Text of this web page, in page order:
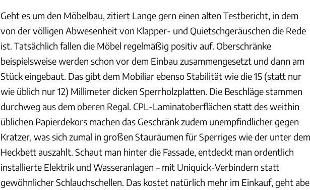
Geht es um den Möbelbau, zitiert Lange gern einen alten Testbericht, in dem
von der völligen Abwesenheit von Klapper- und Quietschgeräuschen die Rede
ist. Tatsächlich fallen die Möbel regelmäßig positiv auf. Oberschränke
beispielsweise werden schon vor dem Einbau zusammengesetzt und dann am
Stück eingebaut. Das gibt dem Mobiliar ebenso Stabilität wie die 15 (statt nur
wie üblich nur 12) Millimeter dicken Sperrholzplatten. Die Beschläge stammen
durchweg aus dem oberen Regal. CPL-Laminatoberflächen statt des weithin
üblichen Papierdekors machen das Geschränk zudem unempfindlicher gegen
Kratzer, was sich zumal in großen Stauräumen für Sperriges wie der unter dem
Heckbett auszahlt. Schaut man hinter die Fassade, entdeckt man ordentlich
installierte Elektrik und Wasseranlagen – mit Uniquick-Verbindern statt
gewöhnlicher Schlauchschellen. Das kostet natürlich mehr im Einkauf, geht